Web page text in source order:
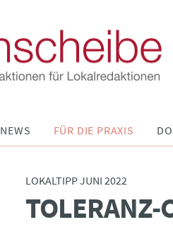
NEWS FÜR DIE PRAXIS
LOKALTIPP JUNI 2022
:TOLERANZ-